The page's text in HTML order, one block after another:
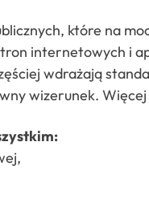
które na
internetowych i
wdrażają
wizerunek.